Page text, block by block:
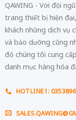
QAWING - Với đội
trang thiết bị hiện
khách những dịch vụ
và bảo dưỡng cũng
đó chúng tôi cung
danh mục hàng hóa
HOTLINE1: